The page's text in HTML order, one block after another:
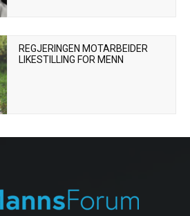
REGJERINGEN MOTARBEIDER
LIKESTILLING FOR MENN